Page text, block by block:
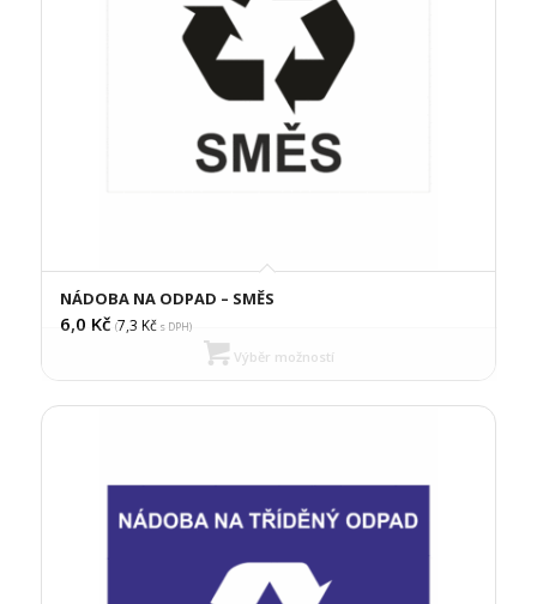
NÁDOBA NA ODPAD – SMĚS
6,0 Kč (7,3 Kčs DPH)
Výběr možností